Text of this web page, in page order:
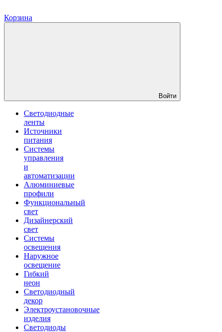
Корзина
Войти
Светодиодные
ленты
Источники
питания
Системы
управления
и
автоматизации
Алюминиевые
профили
Функциональный
свет
Дизайнерский
свет
Системы
освещения
Наружное
освещение
Гибкий
неон
Светодиодный
декор
Электроустановочные
изделия
Светодиоды